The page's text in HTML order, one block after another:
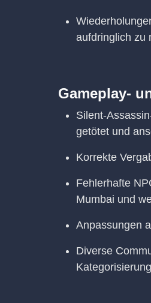
aufdringlich zu
Gameplay-
Silent-
getötet und
Korrekte
Fehlerhafte
Mumbai und
Anpassungen
Diverse